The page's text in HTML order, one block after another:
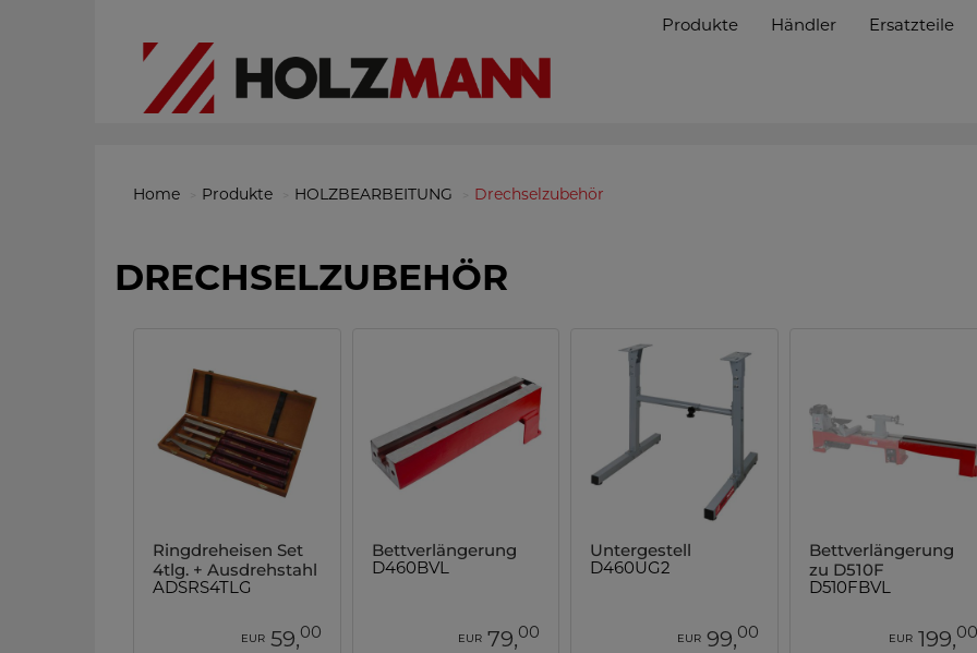
Produkte Händler Ersatzteile
Home Produkte HOLZBEARBEITUNG Drechselzubehör
DRECHSELZUBEHÖR
Ringdreheisen Set
4tlg. + Ausdrehstahl
ADSRS4TLG
EUR 59,00
Bettverlängerung
D460BVL
EUR 79,00
Untergestell
D460UG2
EUR 99,00
Bettverlängerung
zu D510F
D510FBVL
EUR 199,00